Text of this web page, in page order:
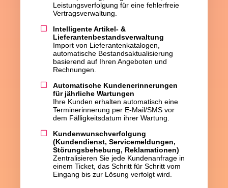
Leistungsverfolgung für eine fehlerfreie
Vertragsverwaltung.
Intelligente Artikel- &
Lieferantenbestandsverwaltung
Import von Lieferantenkatalogen,
automatische Bestandsaktualisierung
basierend auf Ihren Angeboten und
Rechnungen.
Automatische Kundenerinnerungen
für jährliche Wartungen
Ihre Kunden erhalten automatisch eine
Terminerinnerung per E-Mail/SMS vor
dem Fälligkeitsdatum ihrer Wartung.
Kundenwunschverfolgung
(Kundendienst, Servicemeldungen,
Störungsbehebung, Reklamationen)
Zentralisieren Sie jede Kundenanfrage in
einem Ticket, das Schritt für Schritt vom
Eingang bis zur Lösung verfolgt wird.